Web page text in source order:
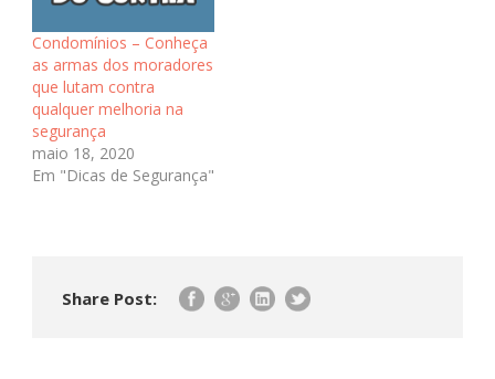
Condomínios – Conheça
as armas dos moradores
que lutam contra
qualquer melhoria na
segurança
maio 18, 2020
Em "Dicas de Segurança"
Share Post: